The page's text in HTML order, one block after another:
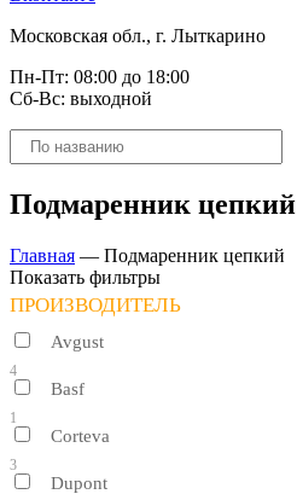
Московская обл., г. Лыткарино
Пн-Пт: 08:00 до 18:00
Сб-Вс: выходной
Поиск
товаров
Подмаренник цепкий
Главная — Подмаренник цепкий
Показать фильтры
ПРОИЗВОДИТЕЛЬ
Avgust
4
Basf
1
Corteva
3
Dupont